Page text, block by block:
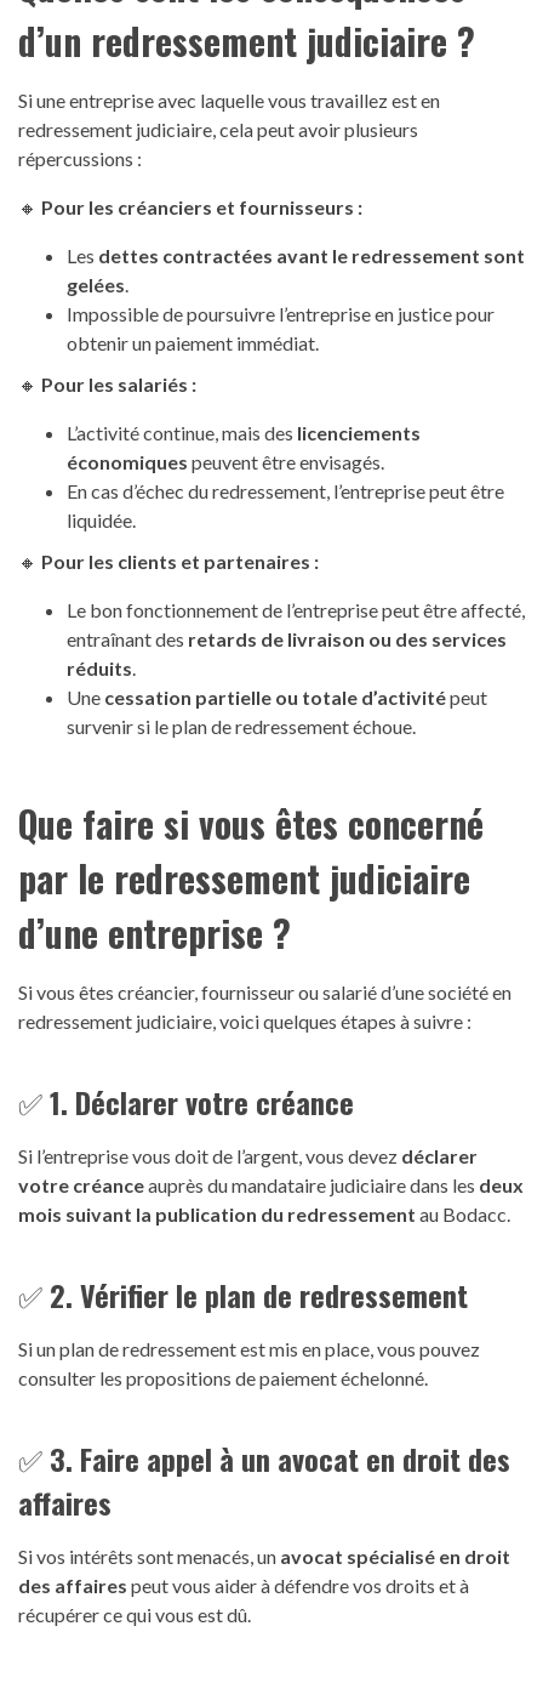
d’un redressement judiciaire ?
Si une entreprise avec laquelle vous travaillez est en
redressement judiciaire, cela peut avoir plusieurs
répercussions :
🔸 Pour les créanciers et fournisseurs :
Les dettes contractées avant le redressement sont
gelées.
Impossible de poursuivre l’entreprise en justice pour
obtenir un paiement immédiat.
🔸 Pour les salariés :
L’activité continue, mais des licenciements
économiques peuvent être envisagés.
En cas d’échec du redressement, l’entreprise peut être
liquidée.
🔸 Pour les clients et partenaires :
Le bon fonctionnement de l’entreprise peut être affecté,
entraînant des retards de livraison ou des services
réduits.
Une cessation partielle ou totale d’activitépeut
survenir si le plan de redressement échoue.
Que faire si vous êtes concerné
par le redressement judiciaire
d’une entreprise ?
Si vous êtes créancier, fournisseur ou salarié d’une société en
redressement judiciaire, voici quelques étapes à suivre :
✅1. Déclarer votre créance
Si l’entreprise vous doit de l’argent, vous devez déclarer
votre créanceauprès du mandataire judiciaire dans les deux
mois suivant la publication du redressement au Bodacc.
✅2. Vérifier le plan de redressement
Si un plan de redressement est mis en place, vous pouvez
consulter les propositions de paiement échelonné.
✅3. Faire appel à un avocat en droit des
affaires
Si vos intérêts sont menacés, un avocat spécialisé en droit
des affaires peut vous aider à défendre vos droits et à
récupérer ce qui vous est dû.